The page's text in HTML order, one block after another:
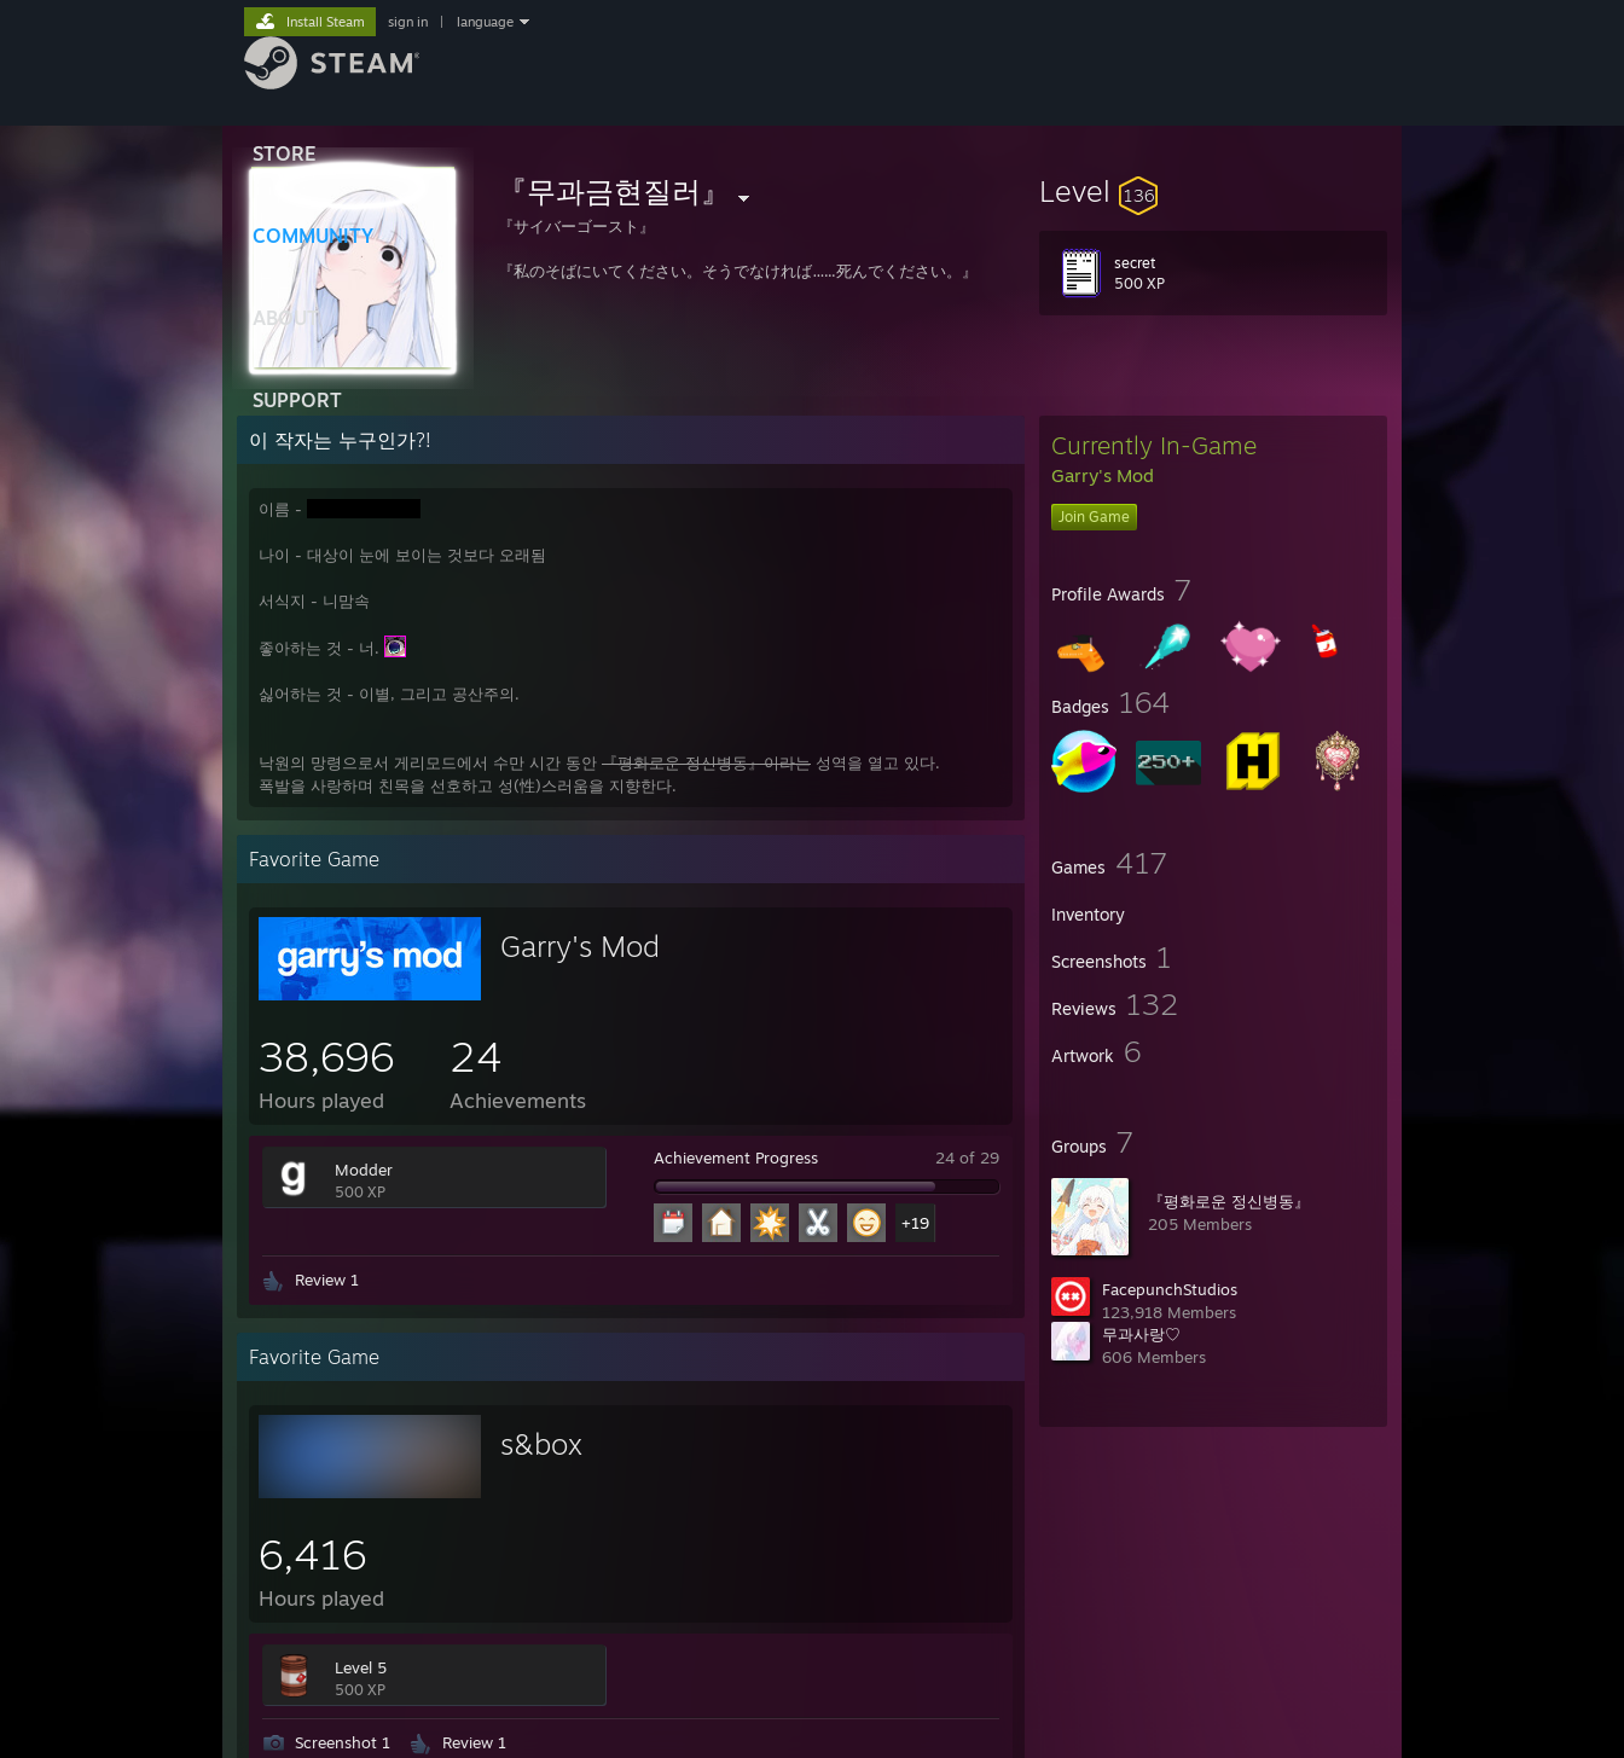
STORE
COMMUNITY
ABOUT
SUPPORT
Install Steam sign in language
『무과금현질러』
『サイバーゴースト』
『私のそばにいてください。そうでなければ…...死んでください。』
Level 136
secret
500 XP
Currently In-Game
Garry's Mod
Join Game
Profile Awards 7
Badges 164
Games 417
Inventory
Screenshots 1
Reviews 132
Artwork 6
Groups 7
『평화로운 정신병동』
205 Members
FacepunchStudios
123,918 Members
무과사랑♡
606 Members
이 작자는 누구인가?!
이름 -
나이 - 대상이 눈에 보이는 것보다 오래됨
서식지 - 니맘속
좋아하는 것 - 너.
싫어하는 것 - 이별, 그리고 공산주의.
낙원의 망령으로서 게리모드에서 수만 시간 동안 『평화로운 정신병동』이라는 성역을 열고 있다.
폭발을 사랑하며 친목을 선호하고 성(性)스러움을 지향한다.
Favorite Game
Garry's Mod
38,696
Hours played
24
Achievements
Modder
500 XP
Achievement Progress 24 of 29
+19
Review 1
Favorite Game
s&box
6,416
Hours played
Level 5
500 XP
Screenshot 1 Review 1